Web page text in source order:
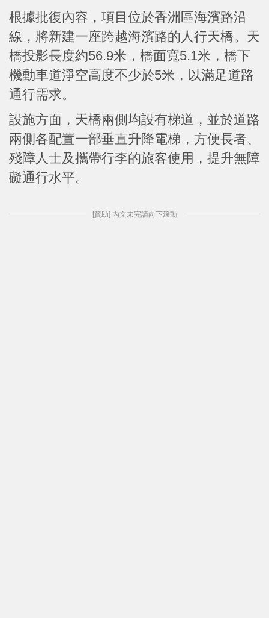
根據批復內容，項目位於香洲區海濱路沿
線，將新建一座跨越海濱路的人行天橋。天
橋投影長度約56.9米，橋面寬5.1米，橋下
機動車道淨空高度不少於5米，以滿足道路
通行需求。
設施方面，天橋兩側均設有梯道，並於道路
兩側各配置一部垂直升降電梯，方便長者、
殘障人士及攜帶行李的旅客使用，提升無障
礙通行水平。
[贊助] 內文未完請向下滾動